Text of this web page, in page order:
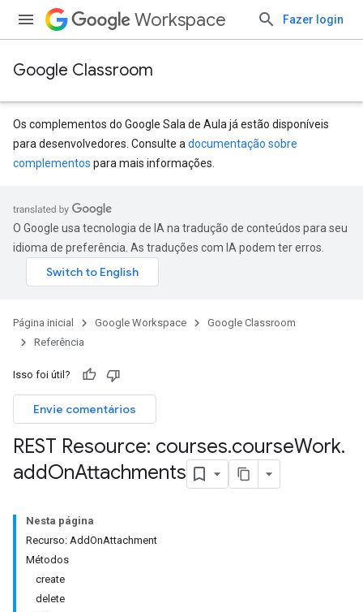
Workspace Fazer login
Google Classroom
Os complementos do Google Sala de Aula já estão disponíveis
para desenvolvedores. Consulte a documentação sobre
complementos para mais informações.
O Google usa tecnologia de IA na tradução de conteúdos para seu
idioma de preferência. As traduções com IA podem ter erros.
Página inicial Google Workspace
Google Classroom
Referência
Isso foi útil?
Envie comentários
REST Resource: courses.courseWork.
addOnAttachments
Nesta página
Recurso: AddOnAttachment
Métodos
create
delete